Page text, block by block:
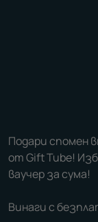
Подари спомен
от Gift Tube!
ваучер за сума!
Винаги с